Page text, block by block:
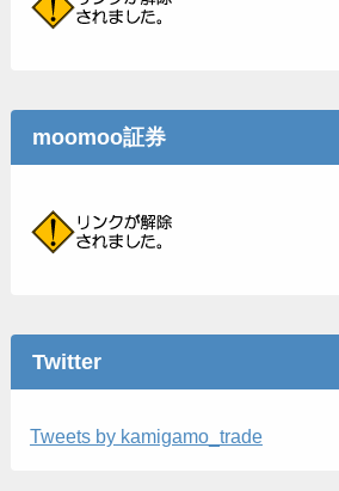
moomoo証券
Twitter
Tweets by kamigamo_trade